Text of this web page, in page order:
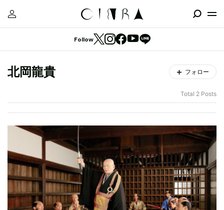
Follow
北岡龍貴 フォロー
Total 2 Posts